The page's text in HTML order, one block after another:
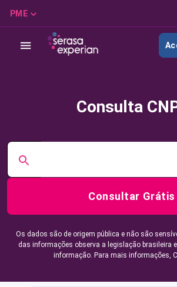
PME
Consulta
Consultar Grátis
Os dados são de origem pública e não são
das informações observa a legislação brasileira
informação. Para mais informações,